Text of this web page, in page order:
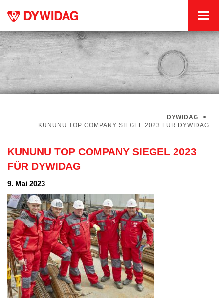
DYWIDAG
>
KUNUNU TOP COMPANY SIEGEL 2023 FÜR DYWIDAG
KUNUNU TOP COMPANY SIEGEL 2023
FÜR DYWIDAG
9. Mai 2023